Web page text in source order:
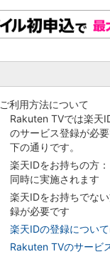
ご利用方法について
Rakuten TVでは楽天
のサービス登録が必
下の通りです。
楽天IDをお持ちの方
同時に実施されます
楽天IDをお持ちでな
録が必要です
楽天IDの登録につい
Rakuten TVのサービ